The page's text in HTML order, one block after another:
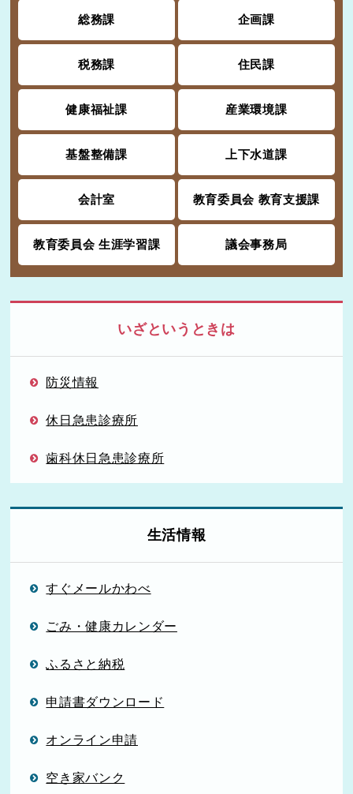
総務課 企画課
税務課 住民課
健康福祉課 産業環境課
基盤整備課 上下水道課
会計室 教育委員会 教育支援課
教育委員会 生涯学習課 議会事務局
いざというときは
防災情報
休日急患診療所
歯科休日急患診療所
生活情報
すぐメールかわべ
ごみ・健康カレンダー
ふるさと納税
申請書ダウンロード
オンライン申請
空き家バンク